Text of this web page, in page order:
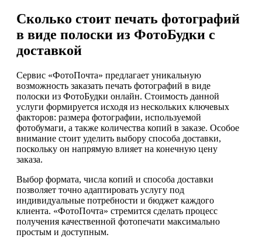
Сколько стоит печать фотографий
в виде полоски из ФотоБудки с
доставкой
Сервис «ФотоПочта» предлагает уникальную
возможность заказать печать фотографий в виде
полоски из ФотоБудки онлайн. Стоимость данной
услуги формируется исходя из нескольких ключевых
факторов: размера фотографии, используемой
фотобумаги, а также количества копий в заказе. Особое
внимание стоит уделить выбору способа доставки,
поскольку он напрямую влияет на конечную цену
заказа.
Выбор формата, числа копий и способа доставки
позволяет точно адаптировать услугу под
индивидуальные потребности и бюджет каждого
клиента. «ФотоПочта» стремится сделать процесс
получения качественной фотопечати максимально
простым и доступным.